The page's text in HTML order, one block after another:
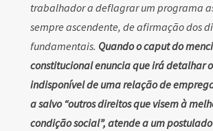
trabalhador a deflagrar um programa
sempre ascendente, de afirmação dos
fundamentais. Quando o caput do
constitucional enuncia que irá detalhar
indisponível de uma relação de
a salvo “outros direitos que visem à
condição social”, atende a um